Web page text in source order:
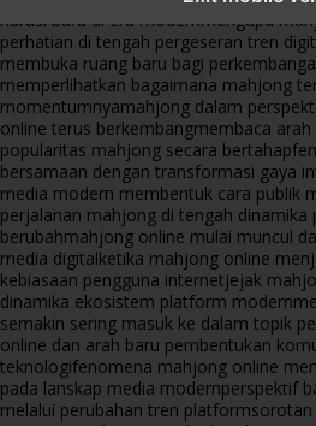
narasi baru di era modernmengapa
perhatian di tengah pergeseran tren
membuka ruang baru bagi
memperlihatkan bagaimana mahjong
momentumnyamahjong dalam
online terus berkembangmembaca
popularitas mahjong secara bertahap
bersamaan dengan transformasi gaya
media modern membentuk cara publik
perjalanan mahjong di tengah
berubahmahjong online mulai muncul
media digitalketika mahjong online
kebiasaan pengguna internetjejak
dinamika ekosistem platform modern
semakin sering masuk ke dalam topik
online dan arah baru pembentukan
teknologifenomena mahjong online
pada lanskap media modernperspektif
melalui perubahan tren platform